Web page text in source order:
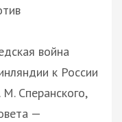
война
к России
Сперанского,
—